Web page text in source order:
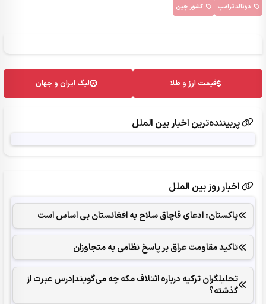
دونالد ترامپ کشور چین
قیمت ارز و طلا لیگ ایران و جهان
پربیننده‌ترین اخبار بین الملل
اخبار روز بین الملل
پاکستان: ادعای قاچاق سلاح به افغانستان بی اساس است
تاکید مقاومت عراق بر پاسخ نظامی به متجاوزان
تحلیلگران ترکیه درباره ائتلاف مکه چه می‌گویند|درس عبرت از
گذشته؟